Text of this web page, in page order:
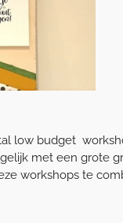
low budget
met een grote
workshops te